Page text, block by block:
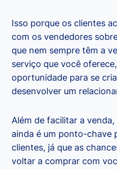
Isso porque os clientes
com os vendedores
que nem sempre têm a
serviço que você
oportunidade para se
desenvolver um
Além de facilitar a
ainda é um ponto-chave
clientes, já que as
voltar a comprar com